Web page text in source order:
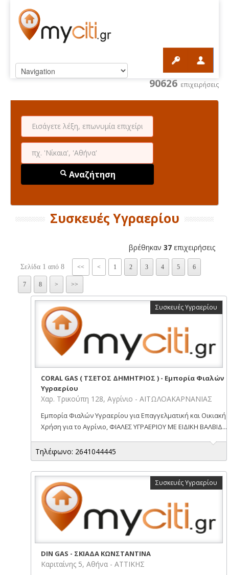
90626 επιχειρήσεις
Αναζήτηση
Συσκευές Υγραερίου
βρέθηκαν 37 επιχειρήσεις
Σελίδα 1 από 8 << < 1 2 3 4 5 6
7 8 > >>
Συσκευές Υγραερίου
CORAL GAS ( ΤΣΕΤΟΣ ΔΗΜΗΤΡΙΟΣ ) - Εμπορία Φιαλών
Υγραερίου
Χαρ. Τρικούπη 128, Αγρίνιο - ΑΙΤΩΛΟΑΚΑΡΝΑΝΙΑΣ
Εμπορία Φιαλών Υγραερίου για Επαγγελματική και Οικιακή
Χρήση για το Αγρίνιο, ΦΙΑΛΕΣ ΥΓΡΑΕΡΙΟΥ ΜΕ ΕΙΔΙΚΗ ΒΑΛΒΙΔ...
Τηλέφωνο: 2641044445
Συσκευές Υγραερίου
DIN GAS - ΣΚΙΑΔΑ ΚΩΝΣΤΑΝΤΙΝΑ
Καριταίνης 5, Αθήνα - ΑΤΤΙΚΗΣ